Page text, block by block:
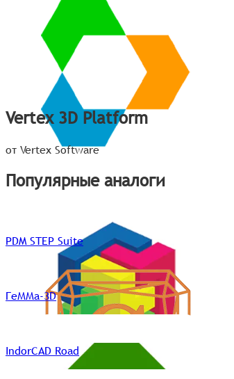
Vertex 3D Platform
от Vertex Software
Популярные аналоги
PDM STEP Suite
ГеММа-3D
IndorCAD Road